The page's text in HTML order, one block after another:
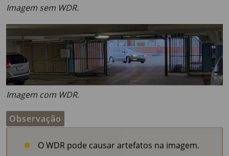
Imagem sem WDR.
Imagem com WDR.
Observação
O WDR pode causar artefatos na imagem.